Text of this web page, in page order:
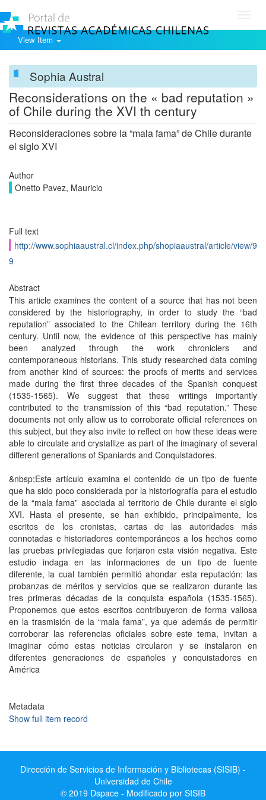
View Item
Sophia Austral
Reconsiderations on the « bad reputation »
of Chile during the XVI th century
Reconsideraciones sobre la “mala fama” de Chile durante
el siglo XVI
Author
Onetto Pavez, Mauricio
Full text
http://www.sophiaaustral.cl/index.php/shopiaaustral/article/view/9
9
Abstract
This article examines the content of a source that has not been
considered by the historiography, in order to study the “bad
reputation” associated to the Chilean territory during the 16th
century. Until now, the evidence of this perspective has mainly
been analyzed through the work chroniclers and
contemporaneous historians. This study researched data coming
from another kind of sources: the proofs of merits and services
made during the first three decades of the Spanish conquest
(1535-1565). We suggest that these writings importantly
contributed to the transmission of this “bad reputation.” These
documents not only allow us to corroborate official references on
this subject, but they also invite to reflect on how these ideas were
able to circulate and crystallize as part of the imaginary of several
different generations of Spaniards and Conquistadores.
&nbsp;Este artículo examina el contenido de un tipo de fuente
que ha sido poco considerada por la historiografía para el estudio
de la “mala fama” asociada al territorio de Chile durante el siglo
XVI. Hasta el presente, se han exhibido, principalmente, los
escritos de los cronistas, cartas de las autoridades más
connotadas e historiadores contemporáneos a los hechos como
las pruebas privilegiadas que forjaron esta visión negativa. Este
estudio indaga en las informaciones de un tipo de fuente
diferente, la cual también permitió ahondar esta reputación: las
probanzas de méritos y servicios que se realizaron durante las
tres primeras décadas de la conquista española (1535-1565).
Proponemos que estos escritos contribuyeron de forma valiosa
en la trasmisión de la “mala fama”, ya que además de permitir
corroborar las referencias oficiales sobre este tema, invitan a
imaginar cómo estas noticias circularon y se instalaron en
diferentes generaciones de españoles y conquistadores en
América
Metadata
Show full item record
Dirección de Servicios de Información y Bibliotecas (SISIB) -
Universidad de Chile
© 2019 Dspace - Modificado por SISIB